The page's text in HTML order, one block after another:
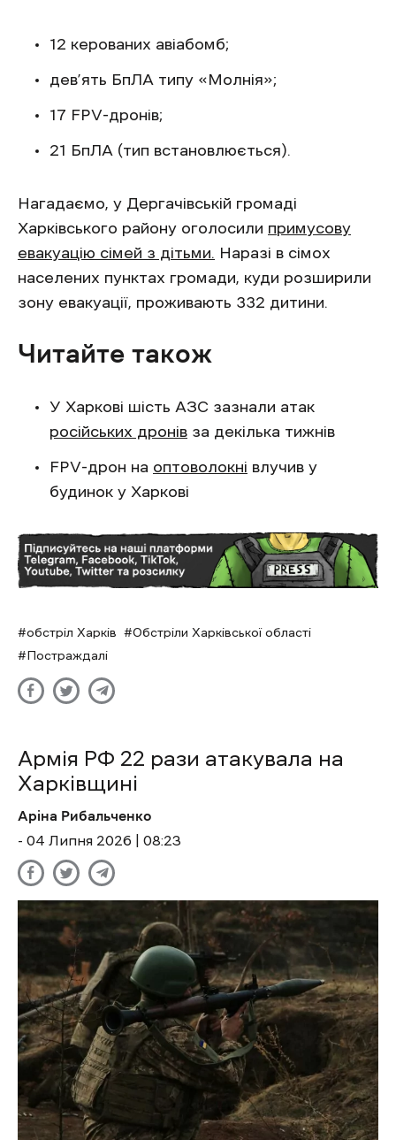
12 керованих авіабомб;
дев’ять БпЛА типу «Молнія»;
17 FPV-дронів;
21 БпЛА (тип встановлюється).
Нагадаємо, у Дергачівській громаді
Харківського району оголосили примусову
евакуацію сімей з дітьми. Наразі в сімох
населених пунктах громади, куди розширили
зону евакуації, проживають 332 дитини.
Читайте також
У Харкові шість АЗС зазнали атак
російських дронів за декілька тижнів
FPV-дрон на оптоволокні влучив у
будинок у Харкові
обстріл Харків
Обстріли Харківської області
Постраждалі
Армія РФ 22 рази атакувала на
Харківщині
Аріна Рибальченко
- 04 Липня 2026 | 08:23